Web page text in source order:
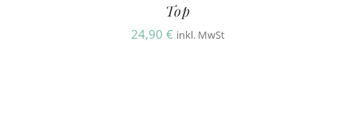
Top
24,90 € inkl. MwSt